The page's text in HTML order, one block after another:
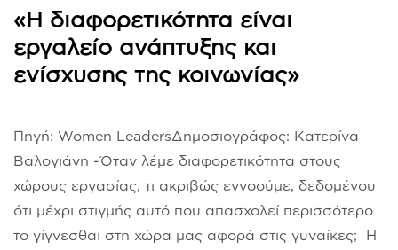
«Η διαφορετικότητα είναι
εργαλείο ανάπτυξης και
ενίσχυσης της κοινωνίας»
Πηγή: Women LeadersΔημοσιογράφος: Κατερίνα
Βαλογιάνη -Όταν λέμε διαφορετικότητα στους
χώρους εργασίας, τι ακριβώς εννοούμε, δεδομένου
ότι μέχρι στιγμής αυτό που απασχολεί περισσότερο
το γίγνεσθαι στη χώρα μας αφορά στις γυναίκες; Η